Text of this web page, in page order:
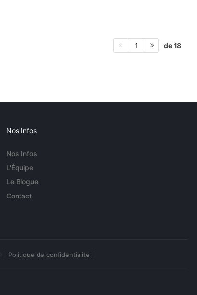
1 de 18
Nos Infos
Nos Infos
L'Équipe
Le Blogue
Contact
Politique de confidentialité